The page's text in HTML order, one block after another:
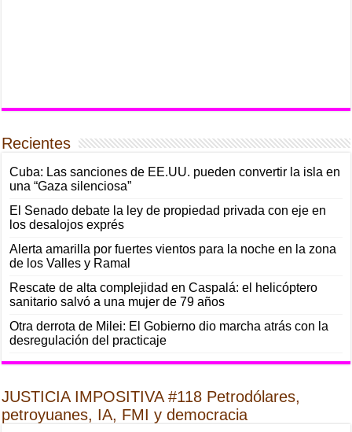
Recientes
Cuba: Las sanciones de EE.UU. pueden convertir la isla en
una “Gaza silenciosa”
El Senado debate la ley de propiedad privada con eje en
los desalojos exprés
Alerta amarilla por fuertes vientos para la noche en la zona
de los Valles y Ramal
Rescate de alta complejidad en Caspalá: el helicóptero
sanitario salvó a una mujer de 79 años
Otra derrota de Milei: El Gobierno dio marcha atrás con la
desregulación del practicaje
JUSTICIA IMPOSITIVA #118 Petrodólares,
petroyuanes, IA, FMI y democracia